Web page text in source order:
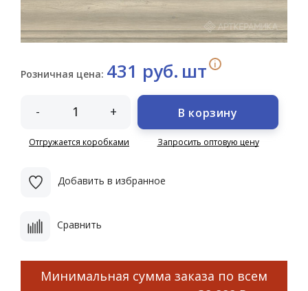
Розничная цена: 431 руб. шт i
- +
Отгружается коробками
В корзину
Запросить оптовую цену
Добавить в избранное
Сравнить
Минимальная сумма заказа по всем